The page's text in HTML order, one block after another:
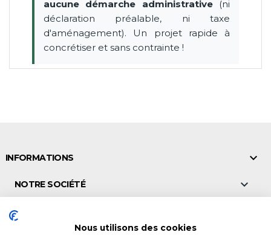
aucune démarche administrative(ni
déclaration préalable, ni taxe
d'aménagement). Un projet rapide à
concrétiser et sans contrainte !
INFORMATIONS 
NOTRE SOCIÉTÉ 
NOS POINTS DE VENTE
Nous utilisons des cookies